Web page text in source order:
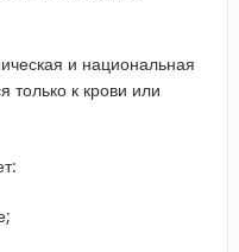
и национальная
только к крови или